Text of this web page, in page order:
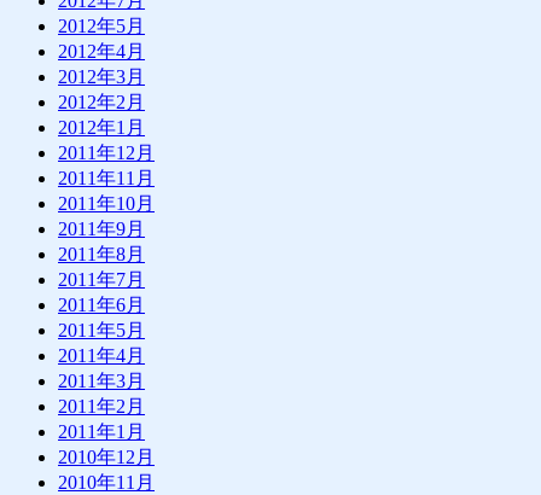
2012年5月
2012年4月
2012年3月
2012年2月
2012年1月
2011年12月
2011年11月
2011年10月
2011年9月
2011年8月
2011年7月
2011年6月
2011年5月
2011年4月
2011年3月
2011年2月
2011年1月
2010年12月
2010年11月